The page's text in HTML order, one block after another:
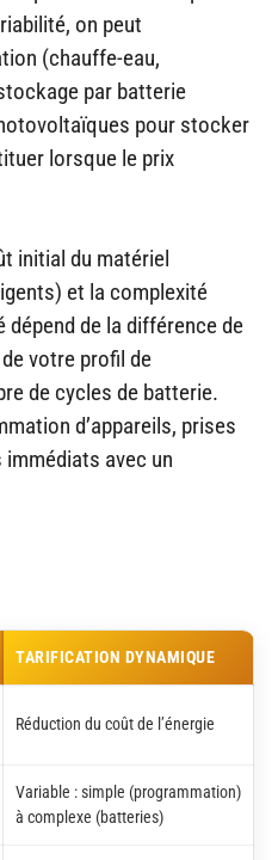
on peut
(chauffe-eau,
par batterie
pour stocker
lorsque le prix
initial du matériel
et la complexité
dépend de la différence de
votre profil de
de cycles de batterie.
d’appareils, prises
avec un
TARIFICATION DYNAMIQUE
Réduction du coût de l’énergie
Variable : simple (programmation)
à complexe (batteries)